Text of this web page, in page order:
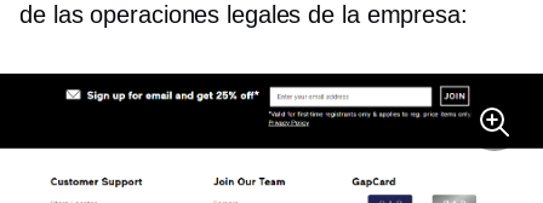
de las operaciones legales de la empresa: